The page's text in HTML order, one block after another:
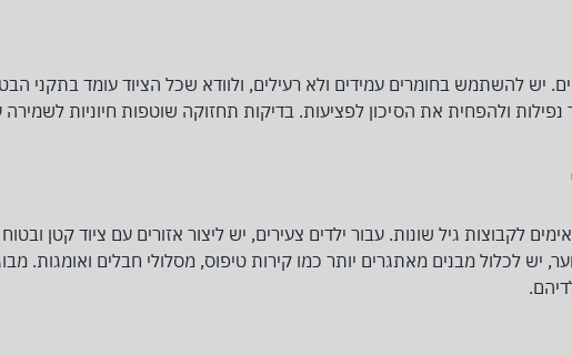
יש להשתמש בחומרים עמידים ולא רעילים, ולוודא שכל הציוד עומד בתקני
נפילות ולהפחית את הסיכון לפציעות. בדיקות תחזוקה שוטפות חיוניות
לקבוצות גיל שונות. עבור ילדים צעירים, יש ליצור אזורים עם ציוד קטן ובטוח
נוער, יש לכלול מבנים מאתגרים יותר כמו קירות טיפוס, מסלולי חבלים ואומגות.